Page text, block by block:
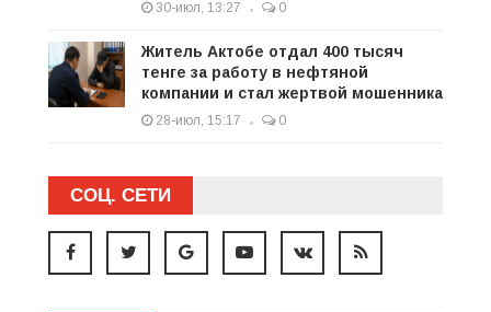
30-июл, 13:27 0
Житель Актобе отдал 400 тысяч
тенге за работу в нефтяной
компании и стал жертвой мошенника
28-июл, 15:17 0
СОЦ. СЕТИ